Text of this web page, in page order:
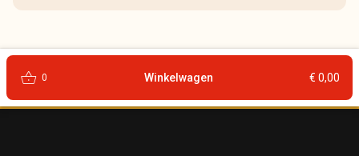
shopping_basket 0 Winkelwagen € 0,00